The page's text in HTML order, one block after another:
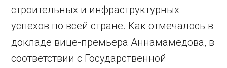
строительных и инфраструктурных
успехов по всей стране. Как отмечалось в
докладе вице-премьера Аннамамедова, в
соответствии с Государственной